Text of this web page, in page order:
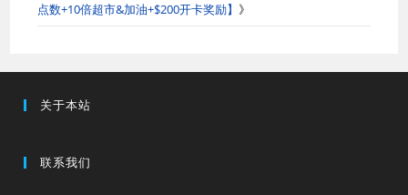
点数+10倍超市&加油+$200开卡奖励】 》
关于本站
联系我们